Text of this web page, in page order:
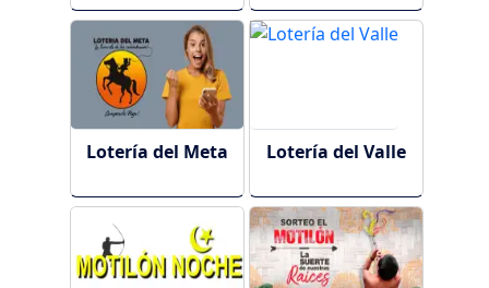
Lotería del Meta Lotería del Valle